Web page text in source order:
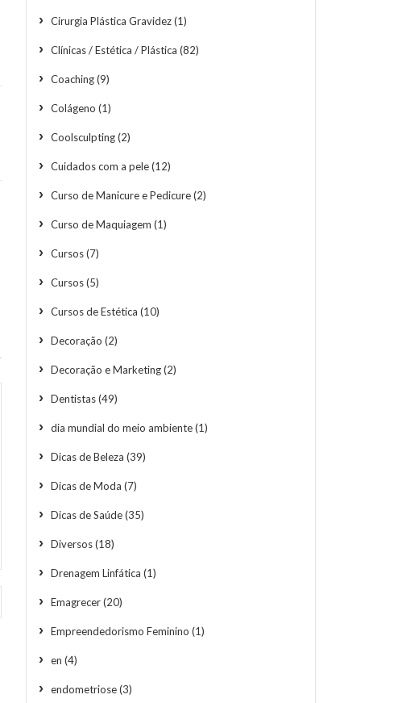
Cirurgia Plástica Gravidez(1)
Clínicas / Estética / Plástica (82)
Coaching(9)
Colágeno (1)
Coolsculpting(2)
Cuidados com a pele(12)
Curso de Manicure e Pedicure(2)
Curso de Maquiagem (1)
Cursos(7)
Cursos(5)
Cursos de Estética (10)
Decoração (2)
Decoração e Marketing(2)
Dentistas(49)
dia mundial do meio ambiente(1)
Dicas de Beleza (39)
Dicas de Moda (7)
Dicas de Saúde(35)
Diversos(18)
Drenagem Linfática (1)
Emagrecer(20)
Empreendedorismo Feminino (1)
en (4)
endometriose(3)